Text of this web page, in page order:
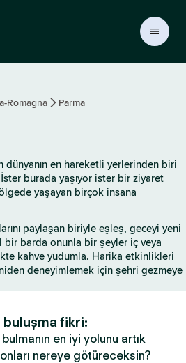
Romagna Parma
dünyanın en hareketli yerlerinden biri
burada yaşıyor ister bir ziyaret
yaşayan birçok insana
paylaşan biriyle eşleş, geceyi yeni
bir barda onunla bir şeyler iç veya
kahve yudumla. Harika etkinlikleri
deneyimlemek için şehri gezmeye
fikri:
bulmanın en iyi yolunu artık
nereye götüreceksin?